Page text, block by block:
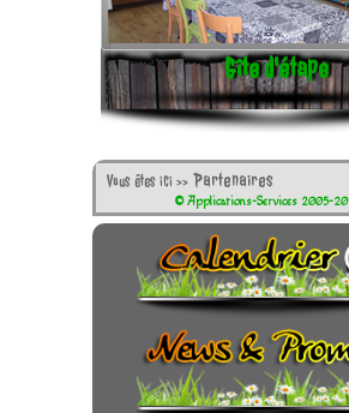
Gîte d'étape
Vous êtes ici >> Partenaires
© Applications-Services 2005-